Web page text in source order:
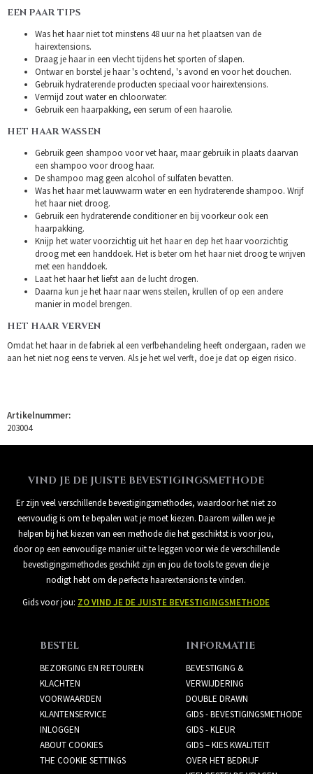
EEN PAAR TIPS
Was het haar niet tot minstens 48 uur na het plaatsen van de
hairextensions.
Draag je haar in een vlecht tijdens het sporten of slapen.
Ontwar en borstel je haar 's ochtend, 's avond en voor het douchen.
Gebruik hydraterende producten speciaal voor hairextensions.
Vermijd zout water en chloorwater.
Gebruik een haarpakking, een serum of een haarolie.
HET HAAR WASSEN
Gebruik geen shampoo voor vet haar, maar gebruik in plaats daarvan
een shampoo voor droog haar.
De shampoo mag geen alcohol of sulfaten bevatten.
Was het haar met lauwwarm water en een hydraterende shampoo. Wrijf
het haar niet droog.
Gebruik een hydraterende conditioner en bij voorkeur ook een
haarpakking.
Knijp het water voorzichtig uit het haar en dep het haar voorzichtig
droog met een handdoek. Het is beter om het haar niet droog te wrijven
met een handdoek.
Laat het haar het liefst aan de lucht drogen.
Daarna kun je het haar naar wens steilen, krullen of op een andere
manier in model brengen.
HET HAAR VERVEN
Omdat het haar in de fabriek al een verfbehandeling heeft ondergaan, raden we
aan het niet nog eens te verven. Als je het wel verft, doe je dat op eigen risico.
Artikelnummer:
203004
VIND JE DE JUISTE BEVESTIGINGSMETHODE
Er zijn veel verschillende bevestigingsmethodes, waardoor het niet zo
eenvoudig is om te bepalen wat je moet kiezen. Daarom willen we je
helpen bij het kiezen van een methode die het geschiktst is voor jou,
door op een eenvoudige manier uit te leggen voor wie de verschillende
bevestigingsmethodes geschikt zijn en jou de tools te geven die je
nodigt hebt om de perfecte haarextensions te vinden.
Gids voor jou: ZO VIND JE DE JUISTE BEVESTIGINGSMETHODE
BESTEL
BEZORGING EN RETOUREN
KLACHTEN
VOORWAARDEN
KLANTENSERVICE
INLOGGEN
ABOUT COOKIES
THE COOKIE SETTINGS
INFORMATIE
BEVESTIGING &
VERWIJDERING
DOUBLE DRAWN
GIDS - BEVESTIGINGSMETHODE
GIDS - KLEUR
GIDS – KIES KWALITEIT
OVER HET BEDRIJF